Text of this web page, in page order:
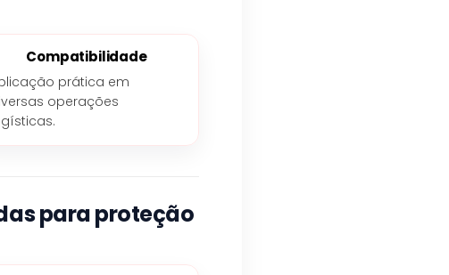
Compatibilidade
prática em
operações
para proteção